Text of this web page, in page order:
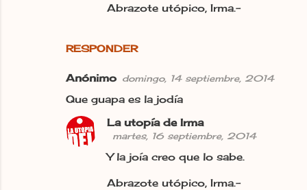
RESPONDER
Abrazote utópico, Irma.-
Anónimo domingo, 14 septiembre, 2014
Que guapa es la jodía
La utopía de Irma
martes, 16 septiembre, 2014
Y la joía creo que lo sabe.
Abrazote utópico, Irma.-